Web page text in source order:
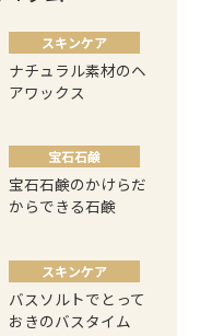
スキンケア
ナチュラル素材のヘ
アワックス
宝石石鹸
宝石石鹸のかけらだ
からできる石鹸
スキンケア
バスソルトでとって
おきのバスタイム